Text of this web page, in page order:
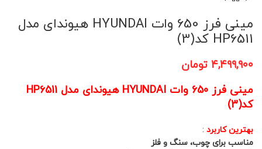
مینی فرز 650 وات HYUNDAI هیوندای مدل
HP6511 کد(3)
۴,۴۹۹,۹۰۰ تومان
مینی فرز 650 وات HYUNDAI هیوندای مدل HP6511
کد(3)
بهترین کاربرد :
مناسب برای چوب، سنگ و فلز